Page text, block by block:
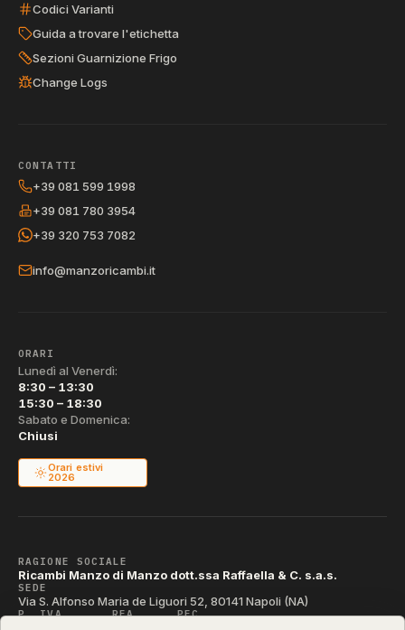
Codici Varianti
Guida a trovare l'etichetta
Sezioni Guarnizione Frigo
Change Logs
CONTATTI
+39 081 599 1998
+39 081 780 3954
+39 320 753 7082
info@manzoricambi.it
ORARI
Lunedì al Venerdì:
8:30 – 13:30
15:30 – 18:30
Sabato e Domenica:
Chiusi
Orari estivi
2026
RAGIONE SOCIALE
Ricambi Manzo di Manzo dott.ssa Raffaella & C. s.a.s.
SEDE
Via S. Alfonso Maria de Liguori 52, 80141 Napoli (NA)
P. IVA REA PEC